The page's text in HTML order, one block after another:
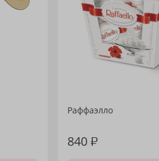
Раффаэлло
840₽